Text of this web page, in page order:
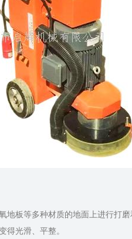
地板等多种材质的地面上进行打
得光滑、平整。